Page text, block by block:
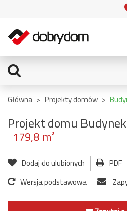
Główna > Projekty domów >
Projekt domu
179,8 m²
Dodaj do ulubionych PDF
Wersja podstawowa